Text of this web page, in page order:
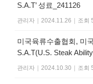
S.A.T’ 성료_241126
관리자 2024.11.26 조회
미국육류수출협회, 미
S.A.T(U.S. Steak
관리자 2024.10.30 조회